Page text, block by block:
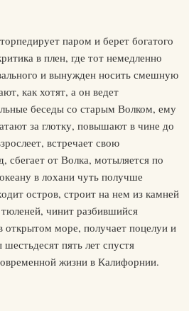
паром и берет богатого
в плен, где тот немедленно
и вынужден носить смешную
как хотят, а он ведет
беседы со старым Волком, ему
за глотку, повышают в чине до
встречает свою
от Волка, мотыляется по
в лохани чуть получше
остров, строит на нем из камней
чинит разбившийся
открытом море, получает поцелуи и
пять лет спустя
жизни в Калифорнии.